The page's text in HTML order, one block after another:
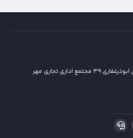
مشهد بلوار احمدآباد خیابان ابوذرغفاری 39 مجتمع اداری تجاری مهر